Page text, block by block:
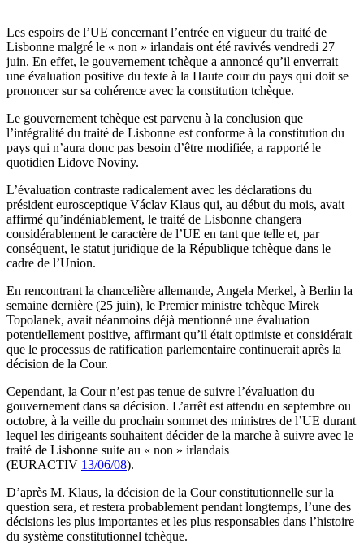
Les espoirs de l’UE concernant l’entrée en vigueur du traité de
Lisbonne malgré le « non » irlandais ont été ravivés vendredi 27
juin. En effet, le gouvernement tchèque a annoncé qu’il enverrait
une évaluation positive du texte à la Haute cour du pays qui doit se
prononcer sur sa cohérence avec la constitution tchèque.
Le gouvernement tchèque est parvenu à la conclusion que
l’intégralité du traité de Lisbonne est conforme à la constitution du
pays qui n’aura donc pas besoin d’être modifiée, a rapporté le
quotidien Lidove Noviny.
L’évaluation contraste radicalement avec les déclarations du
président eurosceptique Václav Klaus qui, au début du mois, avait
affirmé qu’indéniablement, le traité de Lisbonne changera
considérablement le caractère de l’UE en tant que telle et, par
conséquent, le statut juridique de la République tchèque dans le
cadre de l’Union.
En rencontrant la chancelière allemande, Angela Merkel, à Berlin la
semaine dernière (25 juin), le Premier ministre tchèque Mirek
Topolanek, avait néanmoins déjà mentionné une évaluation
potentiellement positive, affirmant qu’il était optimiste et considérait
que le processus de ratification parlementaire continuerait après la
décision de la Cour.
Cependant, la Cour n’est pas tenue de suivre l’évaluation du
gouvernement dans sa décision. L’arrêt est attendu en septembre ou
octobre, à la veille du prochain sommet des ministres de l’UE durant
lequel les dirigeants souhaitent décider de la marche à suivre avec le
traité de Lisbonne suite au « non » irlandais
(EURACTIV 13/06/08).
D’après M. Klaus, la décision de la Cour constitutionnelle sur la
question sera, et restera probablement pendant longtemps, l’une des
décisions les plus importantes et les plus responsables dans l’histoire
du système constitutionnel tchèque.